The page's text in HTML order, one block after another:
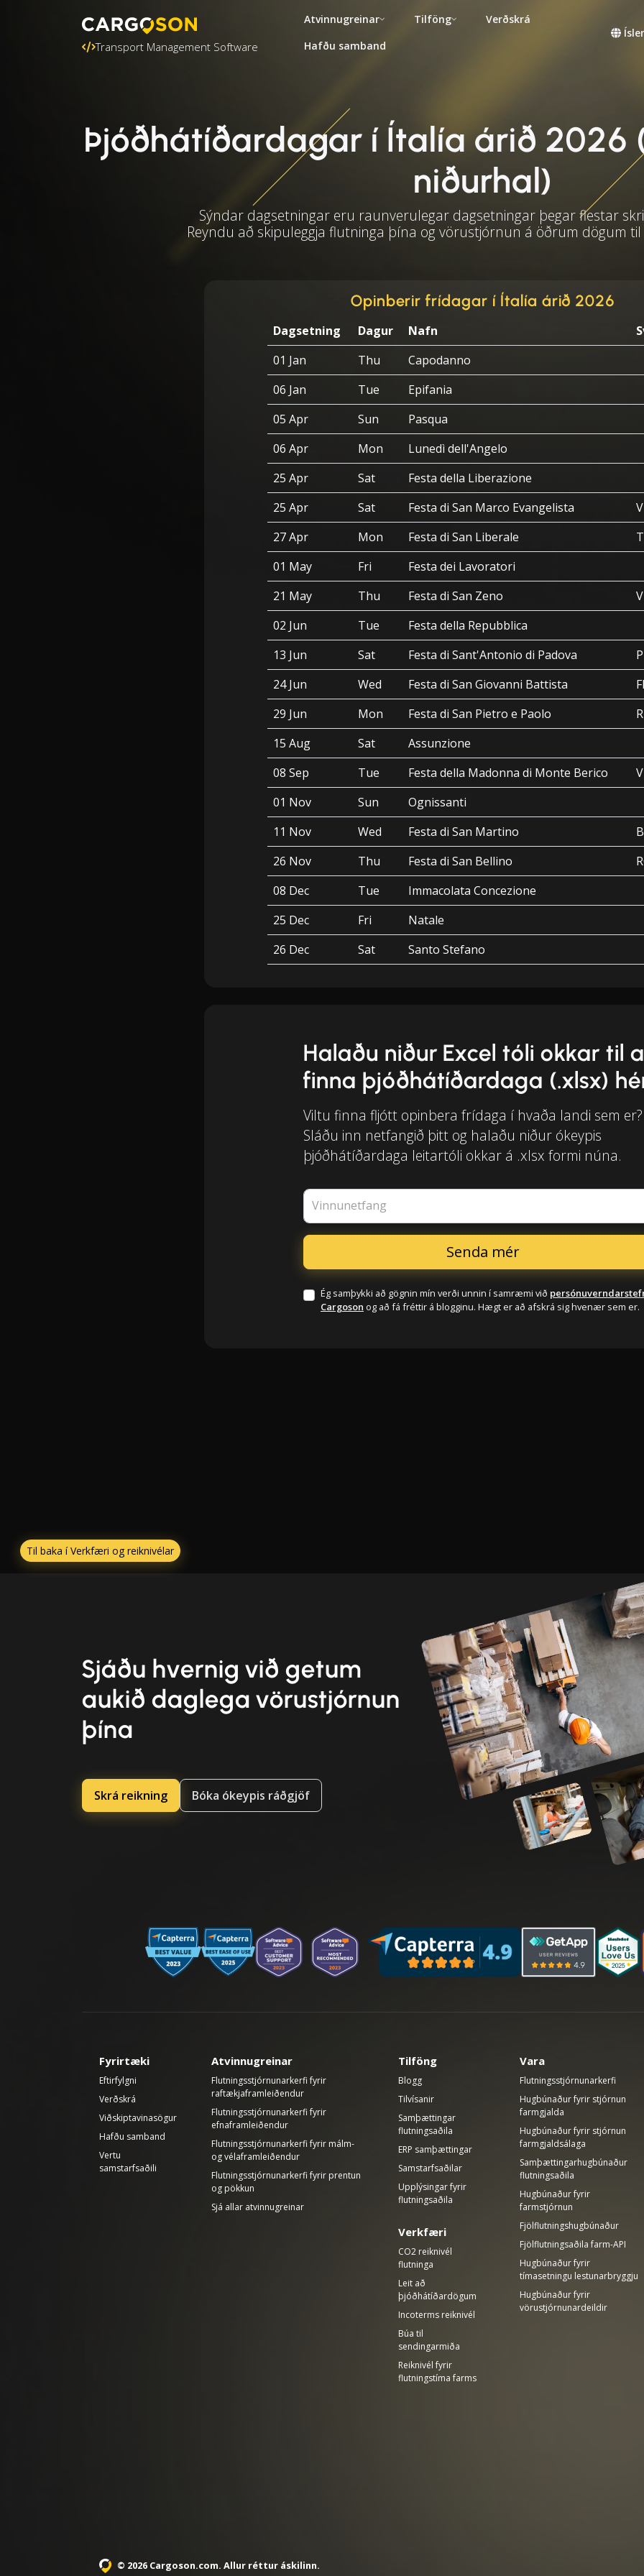
Transport Management Software
Atvinnugreinar Tilföng
Verðskrá
Hafðu samband
Þjóðhátíðardagar í Ítalía árið 2026
niðurhal)
Sýndar dagsetningar eru raunverulegar dagsetningar þegar flestar
Reyndu að skipuleggja flutninga þína og vörustjórnun á öðrum dögum
Opinberir frídagar í Ítalía árið 2026
Dagsetning Dagur Nafn
01 Jan
Thu
Capodanno
06 Jan
Tue
Epifania
05 Apr
Sun
Pasqua
06 Apr
Mon
Lunedì dell'Angelo
25 Apr
Sat
Festa della Liberazione
25 Apr
Sat Festa di San Marco Evangelista
27 Apr
Mon Festa di San Liberale
01 May
Fri
Festa dei Lavoratori
21 May
Thu Festa di San Zeno
02 Jun
Tue
Festa della Repubblica
13 Jun
Sat Festa di Sant'Antonio di Padova
24 Jun
Wed Festa di San Giovanni Battista
29 Jun
Mon Festa di San Pietro e Paolo
15 Aug
Sat
Assunzione
08 Sep
Tue Festa della Madonna di Monte Berico
01 Nov
Sun
Ognissanti
11 Nov
Wed Festa di San Martino
26 Nov
Thu Festa di San Bellino
08 Dec
Tue
Immacolata Concezione
25 Dec
Fri
Natale
26 Dec
Sat Santo Stefano
Halaðu niður Excel tóli okkar til
finna þjóðhátíðardaga (.xlsx)
Viltu finna fljótt opinbera frídaga í hvaða landi sem er?
Sláðu inn netfangið þitt og halaðu niður ókeypis
þjóðhátíðardaga leitartóli okkar á .xlsx formi núna.
Vinnunetfang
Ég samþykki að gögnin mín verði unnin í samræmi við
Cargoson og að fá fréttir á blogginu. Hægt er að afskrá sig hvenær sem er.
Til baka í Verkfæri og reiknivélar
Sjáðu hvernig við getum
aukið daglega vörustjórnun
þína
Skrá reikning Bóka ókeypis ráðgjöf
Fyrirtæki
Eftirfylgni
Verðskrá
Viðskiptavinasögur
Hafðu samband
Vertu
samstarfsaðili
Atvinnugreinar
Flutningsstjórnunarkerfi fyrir
raftækjaframleiðendur
Flutningsstjórnunarkerfi fyrir
efnaframleiðendur
Flutningsstjórnunarkerfi fyrir málm-
og vélaframleiðendur
Flutningsstjórnunarkerfi fyrir prentun
og pökkun
Sjá allar atvinnugreinar
Tilföng
Blogg
Tilvísanir
Samþættingar
flutningsaðila
ERP samþættingar
Samstarfsaðilar
Upplýsingar fyrir
flutningsaðila
Verkfæri
CO2 reiknivél
flutninga
Leit að
þjóðhátíðardögum
Incoterms reiknivél
Búa til
sendingarmiða
Reiknivél fyrir
flutningstíma farms
Vara
Flutningsstjórnunarkerfi
Hugbúnaður fyrir stjórnun
farmgjalda
Hugbúnaður fyrir stjórnun
farmgjaldsálaga
Samþættingarhugbúnaður
flutningsaðila
Hugbúnaður fyrir
farmstjórnun
Fjölflutningshugbúnaður
Fjölflutningsaðila farm-API
Hugbúnaður fyrir
tímasetningu lestunarbryggju
Hugbúnaður fyrir
vörustjórnunardeildir
© 2026 Cargoson.com. Allur réttur áskilinn.